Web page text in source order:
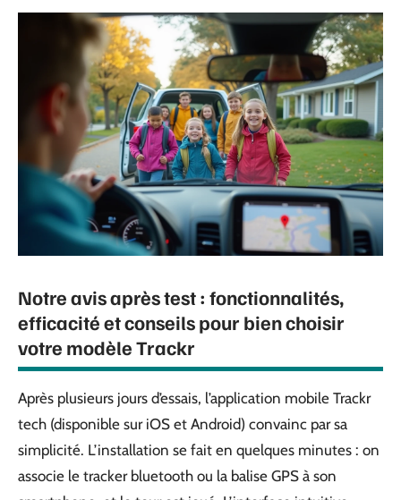
Notre avis après test : fonctionnalités,
efficacité et conseils pour bien choisir
votre modèle Trackr
Après plusieurs jours d’essais, l’application mobile Trackr
tech (disponible sur iOS et Android) convainc par sa
simplicité. L’installation se fait en quelques minutes : on
associe le tracker bluetooth ou la balise GPS à son